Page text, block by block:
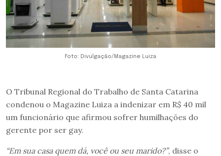
Foto: Divulgação/Magazine Luiza
O Tribunal Regional do Trabalho de Santa Catarina
condenou o Magazine Luiza a indenizar em R$ 40 mil
um funcionário que afirmou sofrer humilhações do
gerente por ser gay.
“Em sua casa quem dá, você ou seu marido?”, disse o